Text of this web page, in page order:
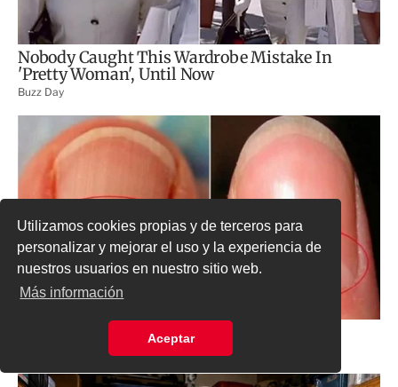
Utilizamos cookies propias y de terceros para
personalizar y mejorar el uso y la experiencia de
nuestros usuarios en nuestro sitio web.
Más información
Aceptar